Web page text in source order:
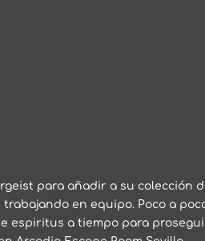
para añadir a su colección
en equipo. Poco a
espiritus a tiempo para